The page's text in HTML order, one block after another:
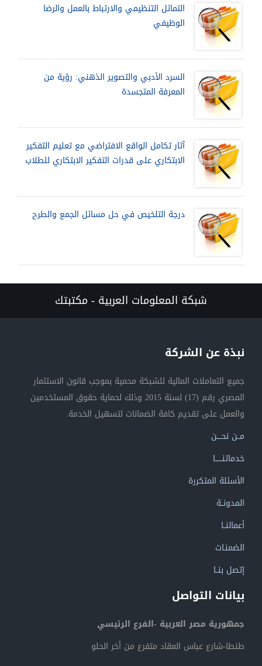
التماثل التنظيمي والارتباط بالعمل والرضا
الوظيفي
السرد الأدبي والتصوير الذهني: رؤية من
المعرفة المتجسدة
آثار تكامل الواقع الافتراضي مع تعليم التفكير
الابتكاري على قدرات التفكير الابتكاري للطلاب
درجة التلخيص في حل مسائل الجمع والطرح
شبكة المعلومات العربية - مكتبتك
نبذة عن الشركة
جميع التعاملات المالية للشبكة محمية بموجب قانون الاستثمار
المصري رقم (17) لسنة 2015 وذلك لحماية حقوق المستخدمين
والعمل على تقديم كافة الضمانات لتسهيل الخدمة.
مــن نحــــن
خدماتنــــــا
الأسئلة المتكررة
المدونــة
أعمالنــا
الضمنـات
إتصل بنــا
بيانات التواصل
جمهورية مصر العربية -الفرع الرئيسي
طنطا-شارع عباس العقاد متفرع من أخر الحلو